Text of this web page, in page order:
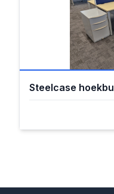
Steelcase